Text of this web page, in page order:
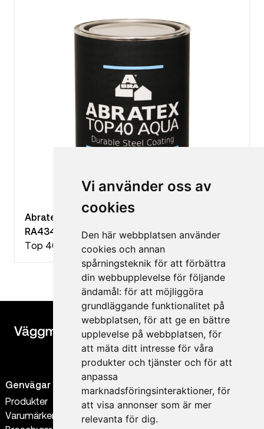
Vi använder oss av
cookies
Den här webbplatsen använder
cookies och annan
spårningsteknik för att förbättra
din webbupplevelse för följande
ändamål:för att möjliggöra
grundläggande funktionalitet på
webbplatsen,för att ge en bättre
upplevelse på webbplatsen,för
att mäta ditt intresse för våra
produkter och tjänster och för att
anpassa
marknadsföringsinteraktioner,för
att visa annonser som är mer
relevanta för dig.
Abratex Plåttaksfärgsystem Top 40 Aqua
RA434 Chokladbrun
Top 40
Genvägar
Produkter
Varumärken
Kontakt
0300-56 38 88
order@vaggmaterial.se